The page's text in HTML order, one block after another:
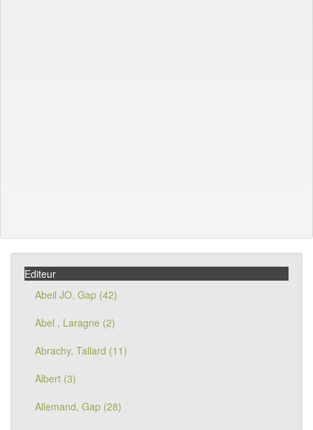
Editeur
Abeil JO, Gap (42)
Abel , Laragne (2)
Abrachy, Tallard (11)
Albert (3)
Allemand, Gap (28)